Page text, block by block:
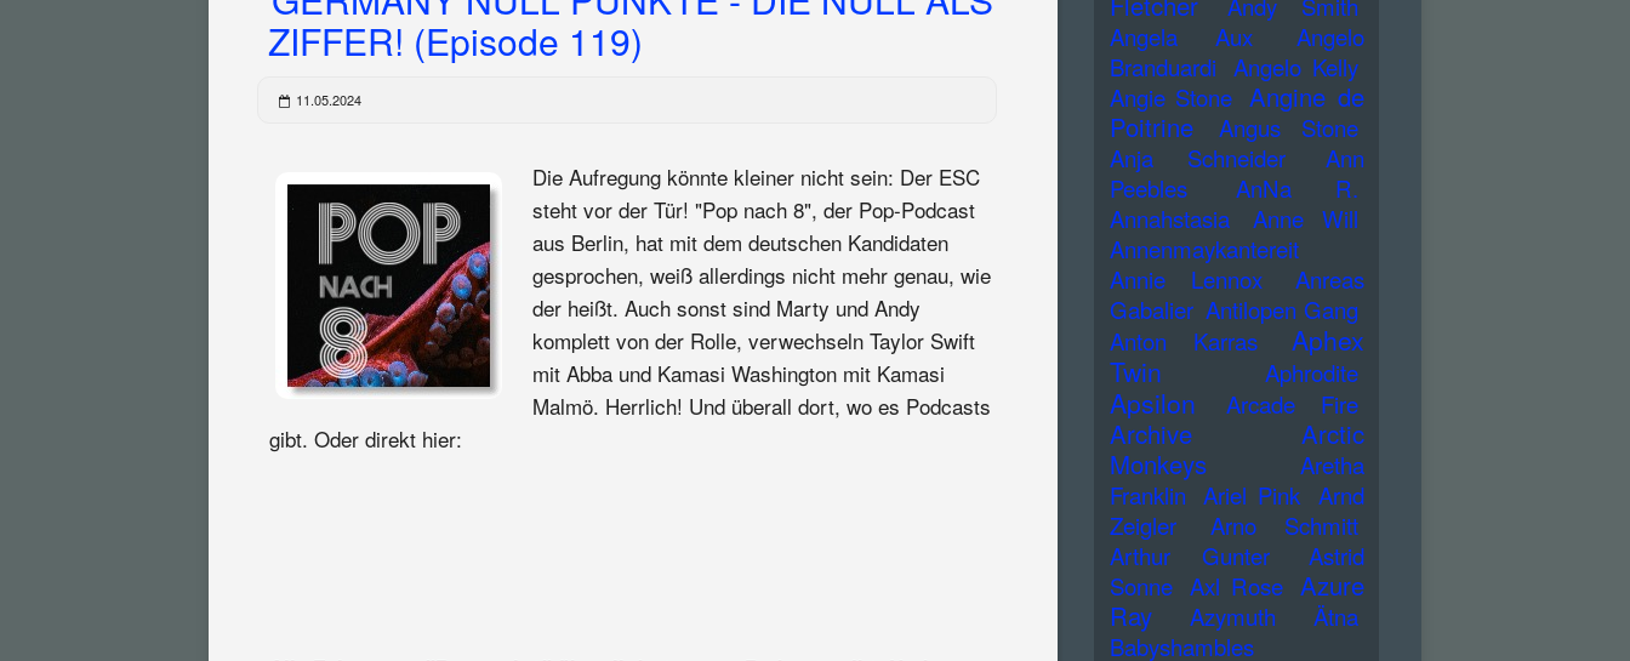
ZIFFER! (Episode 119)
11.05.2024
Die Aufregung könnte kleiner nicht sein: Der ESC
steht vor der Tür! "Pop nach 8", der Pop-Podcast
aus Berlin, hat mit dem deutschen Kandidaten
gesprochen, weiß allerdings nicht mehr genau, wie
der heißt. Auch sonst sind Marty und Andy
komplett von der Rolle, verwechseln Taylor Swift
mit Abba und Kamasi Washington mit Kamasi
Malmö. Herrlich! Und überall dort, wo es Podcasts
gibt. Oder direkt hier:
Angela Aux
Angelo
Branduardi Angelo Kelly
Angie Stone Angine de
Poitrine
Angus Stone
Anja Schneider
Ann
Peebles
AnNa R.
Annahstasia
Anne Will
Annenmaykantereit
Annie Lennox
Anreas
Gabalier Antilopen Gang
Anton Karras
Aphex
Twin
Aphrodite
Apsilon Arcade Fire
Archive
Arctic
Monkeys
Aretha
Franklin Ariel Pink Arnd
Zeigler
Arno Schmitt
Arthur Gunter
Astrid
Sonne Axl Rose Azure
Ray
Azymuth
Ätna
Babyshambles